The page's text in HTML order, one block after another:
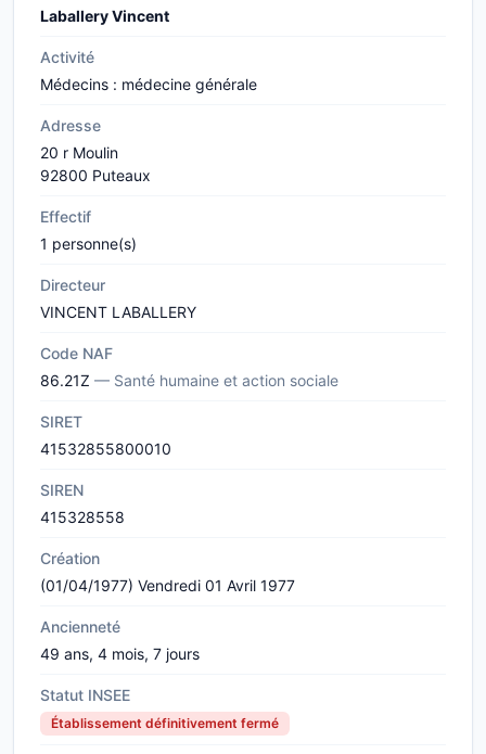
Laballery Vincent
Activité
Médecins : médecine générale
Adresse
20 r Moulin
92800 Puteaux
Effectif
1 personne(s)
Directeur
VINCENT LABALLERY
Code NAF
86.21Z — Santé humaine et action sociale
SIRET
41532855800010
SIREN
415328558
Création
(01/04/1977) Vendredi 01 Avril 1977
Ancienneté
49 ans, 4 mois, 7 jours
Statut INSEE
Établissement définitivement fermé